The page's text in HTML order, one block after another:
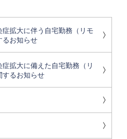
拡大に伴う自宅勤務（リモ
るお知らせ
拡大に備えた自宅勤務（リ
するお知らせ